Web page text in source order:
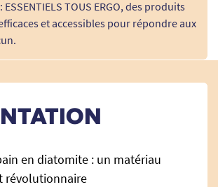
TOUS ERGO, des produits
et accessibles pour répondre aux
en diatomite : un matériau
révolutionnaire